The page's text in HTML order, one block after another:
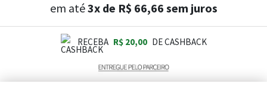
em até3x de R$ 66,66 sem juros
RECEBA R$ 20,00 DE CASHBACK